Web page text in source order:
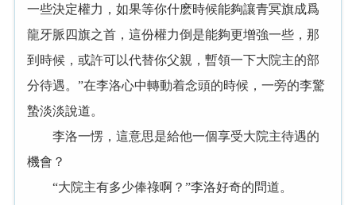
一些決定權力，如果等你什麽時候能夠讓青冥旗成爲
龍牙脈四旗之首，這份權力倒是能夠更增強一些，那
到時候，或許可以代替你父親，暫領一下大院主的部
分待遇。”在李洛心中轉動着念頭的時候，一旁的李驚
蟄淡淡說道。
李洛一愣，這意思是給他一個享受大院主待遇的
機會？
“大院主有多少俸祿啊？”李洛好奇的問道。